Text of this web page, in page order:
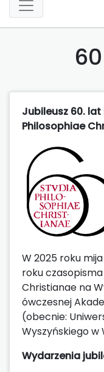
Jubileusz 60.
Philosophiae
W 2025 roku
roku
Christianae na
ówczesnej
(obecnie:
Wyszyńskiego w
Wydarzenia